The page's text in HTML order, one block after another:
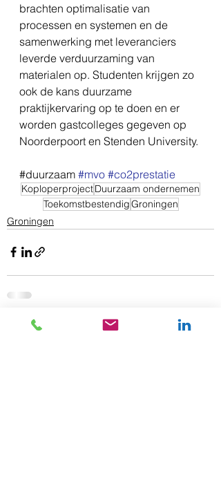
brachten optimalisatie van
processen en systemen en de
samenwerking met leveranciers
leverde verduurzaming van
materialen op. Studenten krijgen zo
ook de kans duurzame
praktijkervaring op te doen en er
worden gastcolleges gegeven op
Noorderpoort en Stenden University.
#‎duurzaam‬ #mvo #co2prestatie
KoploperprojectDuurzaam ondernemen
ToekomstbestendigGroningen
Groningen
Gerelateerde posts Alles weergeven